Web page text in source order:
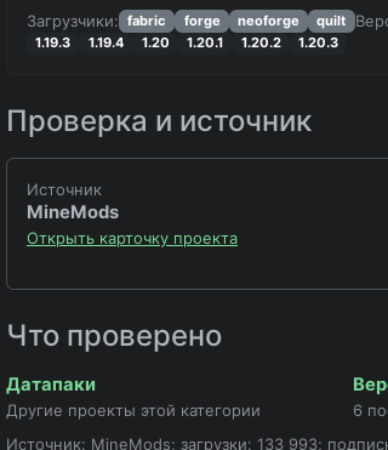
Загрузчики: fabric forge neoforge quilt
1.19.3
1.19.4 1.20 1.20.1 1.20.2 1.20.3
Проверка и источник
Источник
MineMods
Открыть карточку проекта
Что проверено
Датапаки
Другие проекты этой категории 6
Источник: MineMods; загрузки: 133 993;